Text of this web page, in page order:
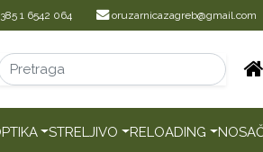
1 6542 064 oruzarnicazagreb@gmail.com
STRELJIVO RELOADING